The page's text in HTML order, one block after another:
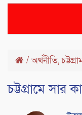
/অর্থনীতি,
চট্টগ্রামে সার